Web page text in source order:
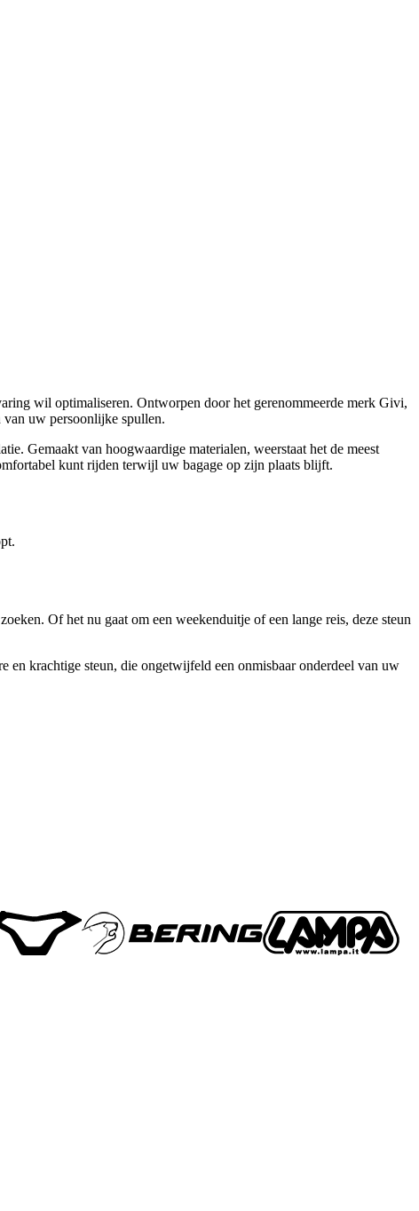
wil optimaliseren. Ontworpen door het gerenommeerde merk Givi,
van uw persoonlijke spullen.
Gemaakt van hoogwaardige materialen, weerstaat het de meest
kunt rijden terwijl uw bagage op zijn plaats blijft.
Of het nu gaat om een weekenduitje of een lange reis, deze steun
krachtige steun, die ongetwijfeld een onmisbaar onderdeel van uw